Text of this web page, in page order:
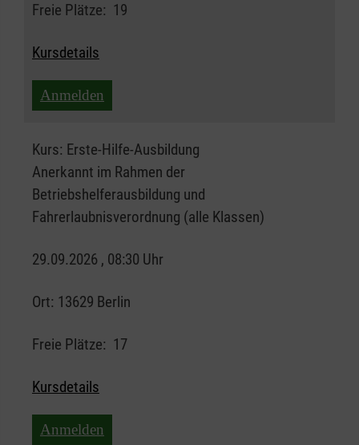
Freie Plätze: 19
Kursdetails
Anmelden
Kurs: Erste-Hilfe-Ausbildung
Anerkannt im Rahmen der
Betriebshelferausbildung und
Fahrerlaubnisverordnung (alle Klassen)
29.09.2026 , 08:30 Uhr
Ort: 13629 Berlin
Freie Plätze: 17
Kursdetails
Anmelden